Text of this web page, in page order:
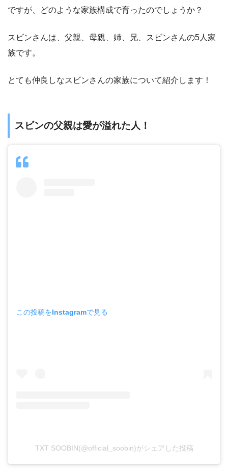
ですが、どのような家族構成で育ったのでしょうか？
スビンさんは、父親、母親、姉、兄、スビンさんの5人家
族です。
とても仲良しなスビンさんの家族について紹介します！
スビンの父親は愛が溢れた人！
この投稿をInstagramで見る
TXT SOOBIN(@official_soobin)がシェアした投稿